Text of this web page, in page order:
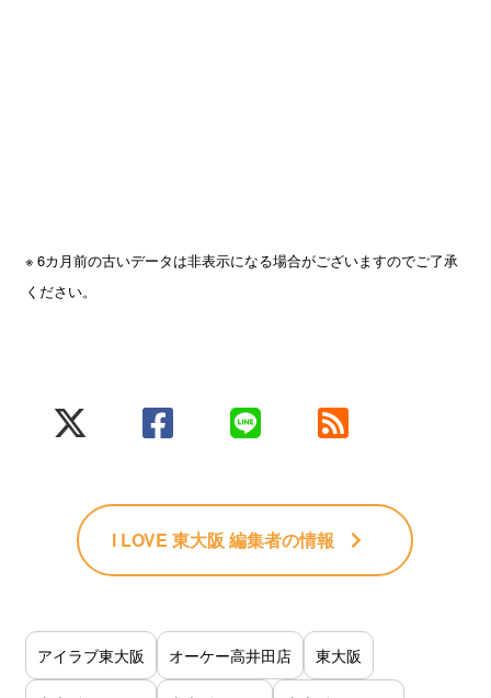
※ 6カ月前の古いデータは非表示になる場合がございますのでご了承
ください。
I LOVE 東大阪 編集者の情報
アイラブ東大阪 オーケー高井田店 東大阪